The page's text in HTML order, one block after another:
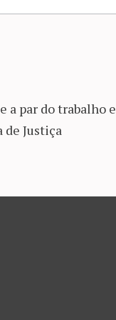
a par do trabalho e
Justiça